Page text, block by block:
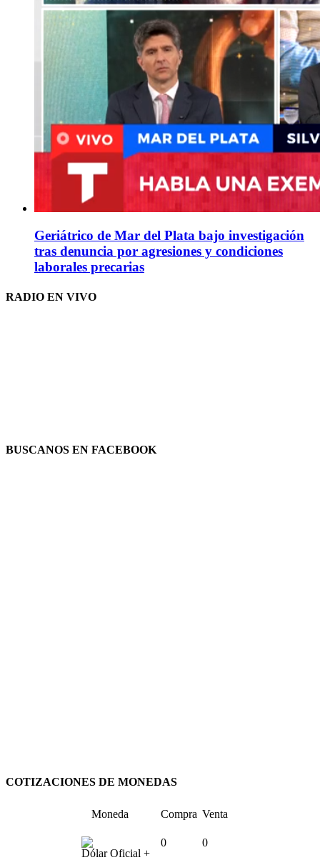
Geriátrico de Mar del Plata bajo investigación
tras denuncia por agresiones y condiciones
laborales precarias
RADIO EN VIVO
BUSCANOS EN FACEBOOK
COTIZACIONES DE MONEDAS
Moneda Compra Venta
Dólar Oficial +
0 0